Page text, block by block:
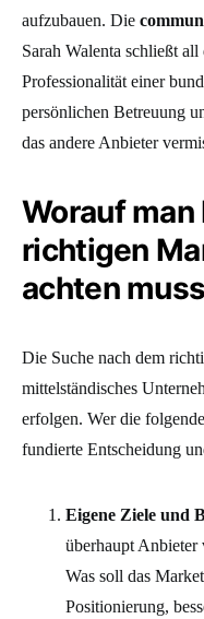
aufzubauen. Die
Sarah Walenta schließt
Professionalität einer
persönlichen Betreuung
das andere Anbieter
Worauf
richtigen
achten muss
Die Suche nach dem
mittelständisches
erfolgen. Wer die
fundierte Entscheidung
Eigene Ziele und
überhaupt Anbieter
Was soll das
Positionierung,